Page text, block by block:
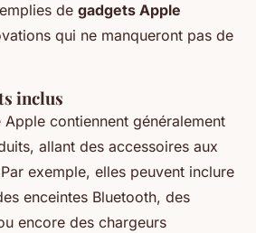
de gadgets Apple
qui ne manqueront pas de
inclus
contiennent généralement
allant des accessoires aux
exemple, elles peuvent inclure
enceintes Bluetooth, des
encore des chargeurs